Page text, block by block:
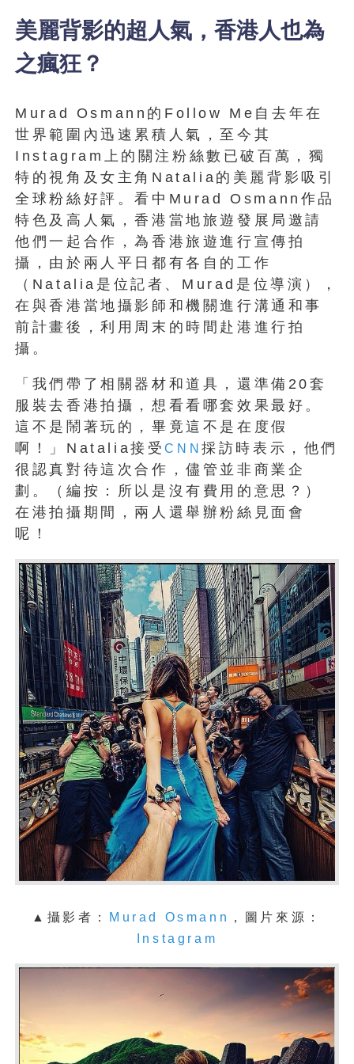
美麗背影的超人氣，香港人也為
之瘋狂？
Murad Osmann的Follow Me自去年在
世界範圍內迅速累積人氣，至今其
Instagram上的關注粉絲數已破百萬，獨
特的視角及女主角Natalia的美麗背影吸引
全球粉絲好評。看中Murad Osmann作品
特色及高人氣，香港當地旅遊發展局邀請
他們一起合作，為香港旅遊進行宣傳拍
攝，由於兩人平日都有各自的工作
（Natalia是位記者、Murad是位導演），
在與香港當地攝影師和機關進行溝通和事
前計畫後，利用周末的時間赴港進行拍
攝。
「我們帶了相關器材和道具，還準備20套
服裝去香港拍攝，想看看哪套效果最好。
這不是鬧著玩的，畢竟這不是在度假
啊！」Natalia接受CNN採訪時表示，他們
很認真對待這次合作，儘管並非商業企
劃。（編按：所以是沒有費用的意思？）
在港拍攝期間，兩人還舉辦粉絲見面會
呢！
▲攝影者： Murad Osmann
，圖片來源：
Instagram